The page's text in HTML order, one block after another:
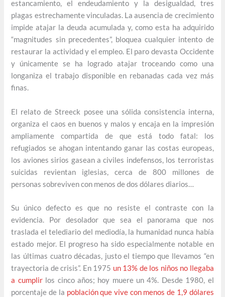
estancamiento, el endeudamiento y la desigualdad, tres
plagas estrechamente vinculadas. La ausencia de crecimiento
impide atajar la deuda acumulada y, como esta ha adquirido
“magnitudes sin precedentes”, bloquea cualquier intento de
restaurar la actividad y el empleo. El paro devasta Occidente
y únicamente se ha logrado atajar troceando como una
longaniza el trabajo disponible en rebanadas cada vez más
finas.
El relato de Streeck posee una sólida consistencia interna,
organiza el caos en buenos y malos y encaja en la impresión
ampliamente compartida de que está todo fatal: los
refugiados se ahogan intentando ganar las costas europeas,
los aviones sirios gasean a civiles indefensos, los terroristas
suicidas revientan iglesias, cerca de 800 millones de
personas sobreviven con menos de dos dólares diarios…
Su único defecto es que no resiste el contraste con la
evidencia. Por desolador que sea el panorama que nos
traslada el telediario del mediodía, la humanidad nunca había
estado mejor. El progreso ha sido especialmente notable en
las últimas cuatro décadas, justo el tiempo que llevamos “en
trayectoria de crisis”. En 1975 un 13% de los niños no llegaba
a cumplirlos cinco años; hoy muere un 4%. Desde 1980, el
porcentaje de la población que vive con menos de 1,9 dólares